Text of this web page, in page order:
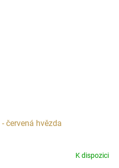
červená hvězda
K dispozici